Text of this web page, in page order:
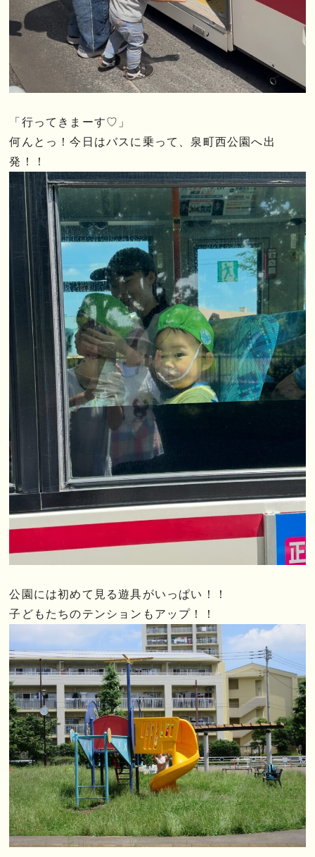
「行ってきまーす♡」
何んとっ！今日はバスに乗って、泉町西公園へ出
発！！
公園には初めて見る遊具がいっぱい！！
子どもたちのテンションもアップ！！